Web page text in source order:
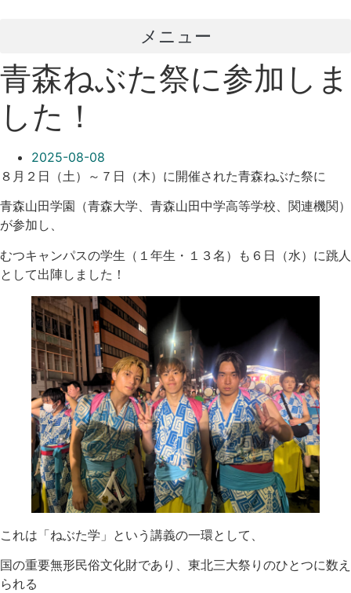
ン
ツ
に
ス
プ
メニュー
青森ねぶた祭に参加しま
した！
2025-08-08
８月２日（土）～７日（木）に開催された青森ねぶた祭に
青森山田学園（青森大学、青森山田中学高等学校、関連機関）
が参加し、
むつキャンパスの学生（１年生・１３名）も６日（水）に跳人
として出陣しました！
これは「ねぶた学」という講義の一環として、
国の重要無形民俗文化財であり、東北三大祭りのひとつに数え
られる